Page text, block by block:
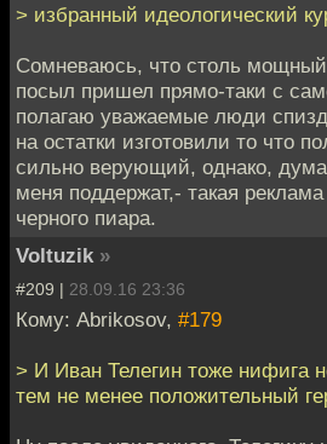
> избранный идеологический
Сомневаюсь, что столь мощный
посыл пришел прямо-таки с
полагаю уважаемые люди
на остатки изготовили то что
сильно верующий, однако,
меня поддержат,- такая
черного пиара.
Voltuzik »
#209 | 28.09.16 23:36
Кому: Abrikosov, #179
> И Иван Телегин тоже нифига
тем не менее положительный